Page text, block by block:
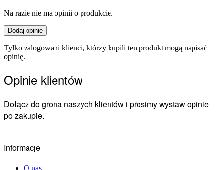
Na razie nie ma opinii o produkcie.
Dodaj opinię
Tylko zalogowani klienci, którzy kupili ten produkt mogą napisać
opinię.
Opinie klientów
Dołącz do grona naszych klientów i prosimy wystaw opinie
po zakupie.
Informacje
O nas